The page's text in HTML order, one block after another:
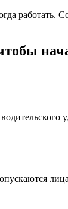
работать.